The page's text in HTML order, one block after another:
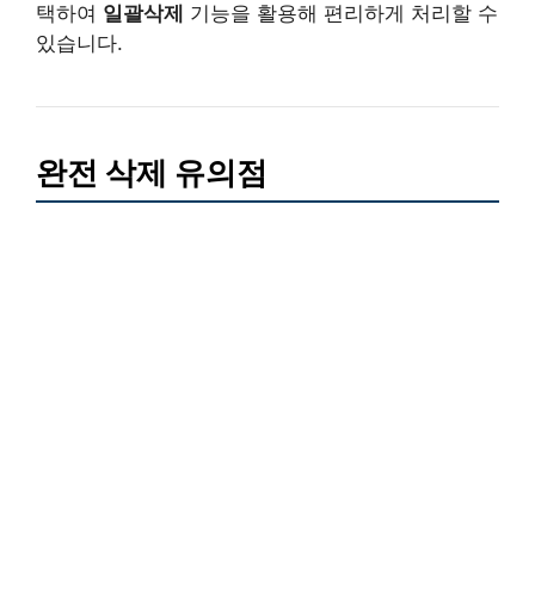
택하여 일괄삭제 기능을 활용해 편리하게 처리할 수
있습니다.
완전 삭제 유의점